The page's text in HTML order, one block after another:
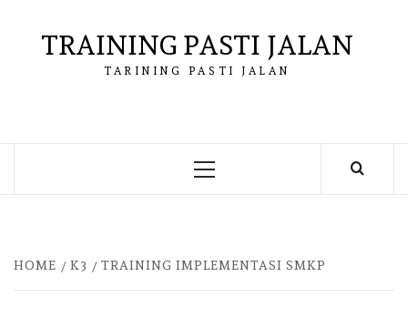
contentTRAINING PASTI JALAN
TARINING PASTI JALAN
Primary
HOME K3 TRAINING IMPLEMENTASI SMKP